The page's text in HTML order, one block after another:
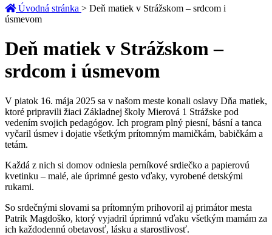
Úvodná stránka > Deň matiek v Strážskom – srdcom i
úsmevom
Deň matiek v Strážskom –
srdcom i úsmevom
V piatok 16. mája 2025 sa v našom meste konali oslavy Dňa matiek,
ktoré pripravili žiaci Základnej školy Mierová 1 Strážske pod
vedením svojich pedagógov. Ich program plný piesní, básní a tanca
vyčaril úsmev i dojatie všetkým prítomným mamičkám, babičkám a
tetám.
Každá z nich si domov odniesla perníkové srdiečko a papierovú
kvetinku – malé, ale úprimné gesto vďaky, vyrobené detskými
rukami.
So srdečnými slovami sa prítomným prihovoril aj primátor mesta
Patrik Magdoško, ktorý vyjadril úprimnú vďaku všetkým mamám za
ich každodennú obetavosť, lásku a starostlivosť.